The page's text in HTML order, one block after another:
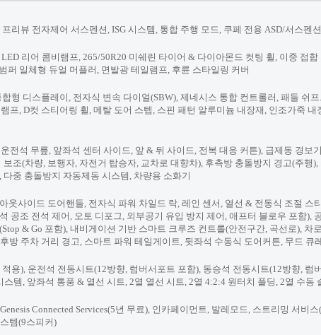
리뷰 전자제어 서스펜션, ISG 시스템, 통합 주행 모드, 쿠페 전용 ASD/서스
리어 콤비램프, 265/50R20 미쉐린 타이어 & 다이아몬드 컷팅 휠, 이중 접
퍼 일체형 듀얼 머플러, 면발광 테일램프, 후륜 스타일링 커버
형 디스플레이, 전자식 변속 다이얼(SBW), 제네시스 통합 컨트롤러, 패들 쉬
프, D컷 스티어링 휠, 메탈 도어 스텝, 스핀 패턴 알루미늄 내장재, 인조가죽
전석 무릎, 앞좌석 센터 사이드, 앞 & 뒤 사이드, 전복 대응 커튼), 급제동 경
조(차량, 보행자, 자전거 탑승자, 교차로 대향차), 후측방 충돌방지 경고(주
중 충돌방지 자동제동 시스템, 차량용 소화기
웃사이드 도어핸들, 전자식 파워 차일드 락, 레인 센서, 열선 & 전동식 조절
공조 전석 제어, 오토 디포그, 외부공기 유입 방지 제어, 애프터 블로우 포함
& Go 포함), 내비게이션 기반 스마트 크루즈 컨트롤(안전구간, 곡선로),
방 주차 거리 경고, 스마트 파워 테일게이트, 뒷좌석 수동식 도어커튼, 무드 큐
용), 운전석 전동시트(12방향, 럼버서포트 포함), 동승석 전동시트(12방향,
템, 앞좌석 통풍 & 열선 시트, 2열 열선 시트, 2열 4:2:4 원터치 폴딩, 2열 수
Connected Services(5년 무료), 인카페이먼트, 발레모드, 스트리밍 서
템(9스피커)